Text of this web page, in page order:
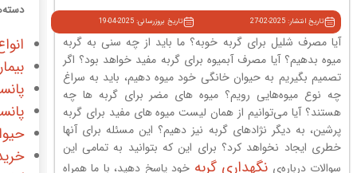
تاریخ انتشار: 2025-02-27 تاریخ بروزرسانی: 2025-04-19
آیا مصرف شلیل برای گربه خوبه؟ ما باید از چه سنی به گربه
میوه بدهیم؟ آیا مصرف آبمیوه برای گربه مفید خواهد بود؟ اگر
تصمیم بگیریم به حیوان خانگی خود میوه دهیم، باید به سراغ
چه نوع میوه‌هایی رویم؟ میوه های مضر برای گربه ها چه
هستند؟ آیا می‌توانیم از همان لیست میوه های مفید برای گربه
پرشین، به دیگر نژادهای گربه نیز دهیم؟ این مسئله برای آنها
خطری ایجاد نخواهد کرد؟ برای این که بتوانید به تمامی این
سوالات درباره‌ی نگهداری گربه خود پاسخ دهید، با ما همراه